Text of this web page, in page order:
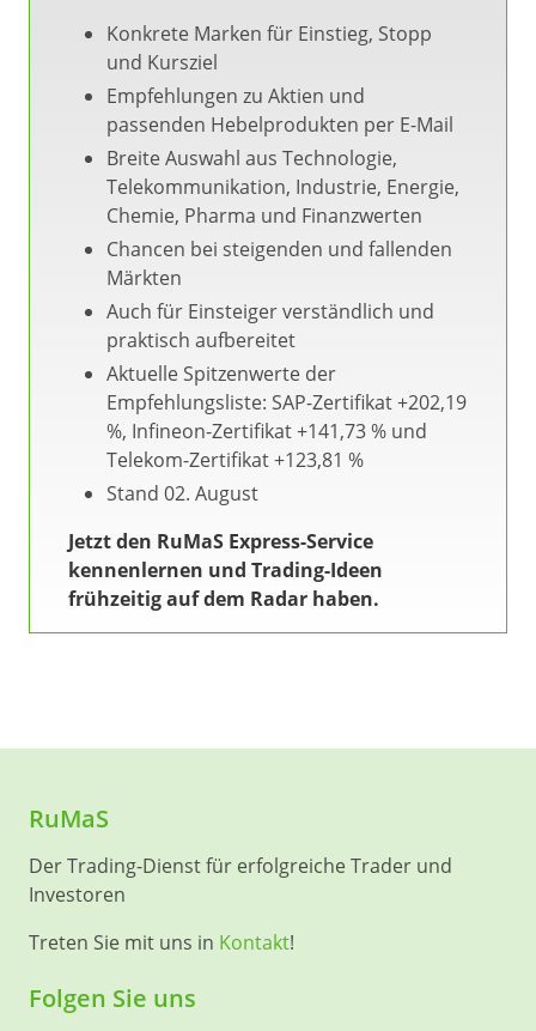
Konkrete Marken für Einstieg, Stopp
und Kursziel
Empfehlungen zu Aktien und
passenden Hebelprodukten per E-Mail
Breite Auswahl aus Technologie,
Telekommunikation, Industrie, Energie,
Chemie, Pharma und Finanzwerten
Chancen bei steigenden und fallenden
Märkten
Auch für Einsteiger verständlich und
praktisch aufbereitet
Aktuelle Spitzenwerte der
Empfehlungsliste: SAP-Zertifikat +202,19
%, Infineon-Zertifikat +141,73 % und
Telekom-Zertifikat +123,81 %
Stand 02. August
Jetzt den RuMaS Express-Service
kennenlernen und Trading-Ideen
frühzeitig auf dem Radar haben.
RuMaS
Der Trading-Dienst für erfolgreiche Trader und
Investoren
Treten Sie mit uns in Kontakt!
Folgen Sie uns